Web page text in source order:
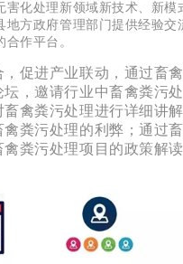
害化处理新领域新技术、新模
地方政府管理部门提供经验交
作平台。
，促进产业联动，通过畜
坛，邀请行业中畜禽粪污
畜禽粪污处理进行详细讲
禽粪污处理的利弊；通过
禽粪污处理项目的政策解